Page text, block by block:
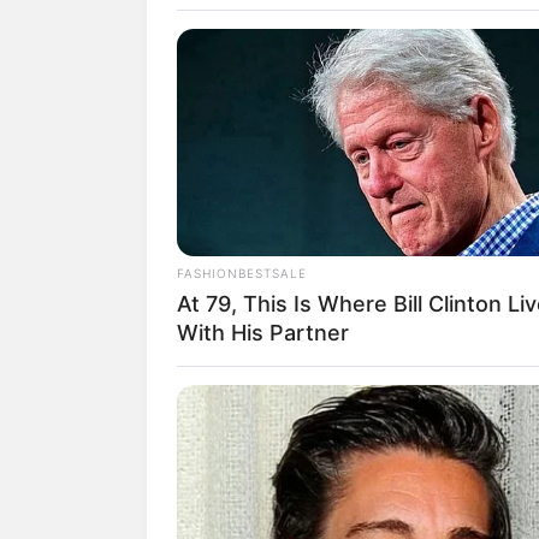
Tanggal Lahir:
30 Mei1989
Tempat Lahir:
Denver,Amerika
FASHIONBESTSALE
At 79, This Is Where Bill Clinton
With His Partner